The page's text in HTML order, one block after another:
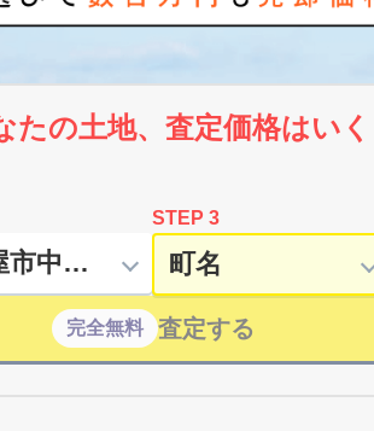
たの土地、査定価格はいく
STEP 3
完全無料 査定する